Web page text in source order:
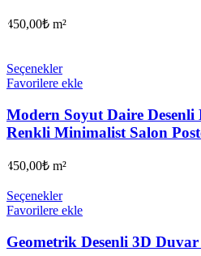
450,00₺ m²
Seçenekler
Favorilere ekle
Modern Soyut Daire Desenli
Renkli Minimalist Salon
450,00₺ m²
Seçenekler
Favorilere ekle
Geometrik Desenli 3D Duvar